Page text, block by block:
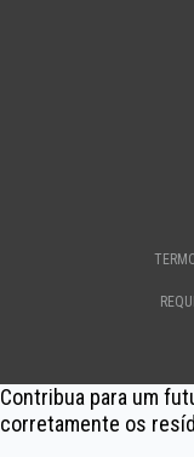
Contribua para um
corretamente os